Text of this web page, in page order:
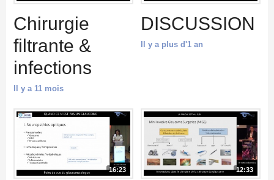
Chirurgie
filtrante &
infections
Il y a 11 mois
DISCUSSION
Il y a plus d'1 an
16:23 12:33